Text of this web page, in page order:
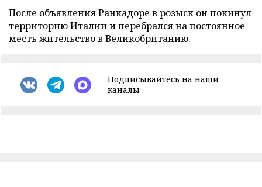
После объявления Ранкадоре в розыск он покинул
территорию Италии и перебрался на постоянное
месть жительство в Великобританию.
Подписывайтесь на наши
каналы